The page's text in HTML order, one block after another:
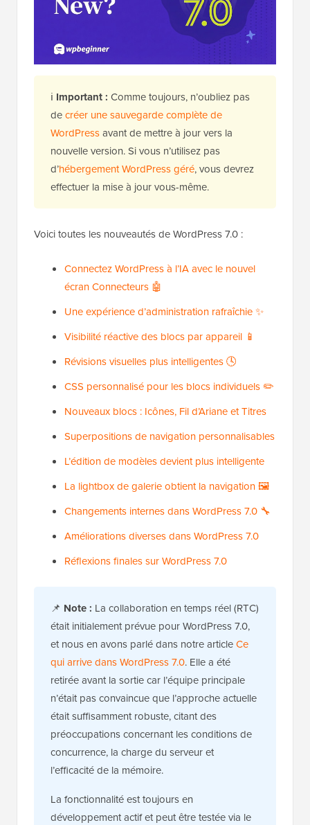
ℹ️ Important : Comme toujours, n’oubliez pas
decréer une sauvegarde complète de
WordPressavant de mettre à jour vers la
nouvelle version. Si vous n’utilisez pas
d’hébergement WordPress géré, vous devrez
effectuer la mise à jour vous-même.
Voici toutes les nouveautés de WordPress 7.0 :
Connectez WordPress à l’IA avec le nouvel
écran Connecteurs 🤖
Une expérience d’administration rafraîchie ✨
Visibilité réactive des blocs par appareil 📱
Révisions visuelles plus intelligentes 🕓
CSS personnalisé pour les blocs individuels ✏️
Nouveaux blocs : Icônes, Fil d’Ariane et Titres
Superpositions de navigation personnalisables
L’édition de modèles devient plus intelligente
La lightbox de galerie obtient la navigation 🖼️
Changements internes dans WordPress 7.0 🔧
Améliorations diverses dans WordPress 7.0
Réflexions finales sur WordPress 7.0
📌 Note : La collaboration en temps réel (RTC)
était initialement prévue pour WordPress 7.0,
et nous en avons parlé dans notre articleCe
qui arrive dans WordPress 7.0. Elle a été
retirée avant la sortie car l’équipe principale
n’était pas convaincue que l’approche actuelle
était suffisamment robuste, citant des
préoccupations concernant les conditions de
concurrence, la charge du serveur et
l’efficacité de la mémoire.
La fonctionnalité est toujours en
développement actif et peut être testée via le